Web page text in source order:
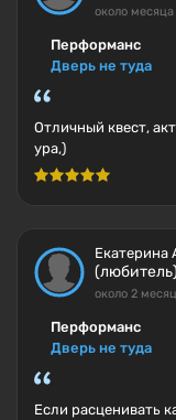
около
Перформанс
Дверь не туда
Отличный квест,
ура,)
Екатерина
(любитель)
около 2
Перформанс
Дверь не туда
Если расценивать